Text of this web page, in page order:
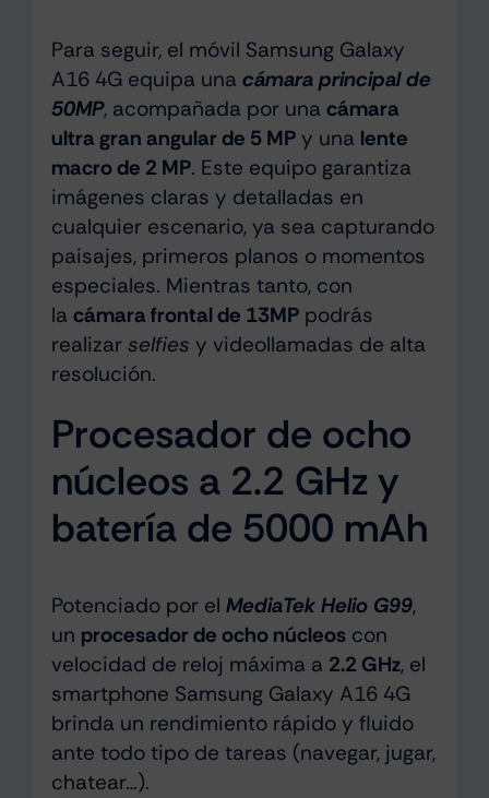
Para seguir, el móvil Samsung Galaxy
A16 4G equipa una cámara principal de
50MP, acompañada por una cámara
ultra gran angular de 5 MPy una lente
macro de 2 MP. Este equipo garantiza
imágenes claras y detalladas en
cualquier escenario, ya sea capturando
paisajes, primeros planos o momentos
especiales. Mientras tanto, con
la cámara frontal de 13MPpodrás
realizar selfies y videollamadas de alta
resolución.
Procesador de ocho
núcleos a 2.2 GHz y
batería de 5000 mAh
Potenciado por el MediaTek Helio G99,
un procesador de ocho núcleoscon
velocidad de reloj máxima a 2.2 GHz, el
smartphone Samsung Galaxy A16 4G
brinda un rendimiento rápido y fluido
ante todo tipo de tareas (navegar, jugar,
chatear…).